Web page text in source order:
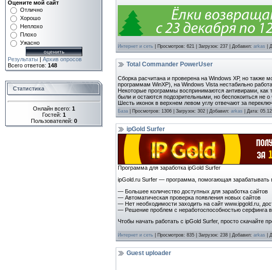
Оцените мой сайт
Отлично
Хорошо
Неплохо
Плохо
Ужасно
Результаты | Архив опросов
Всего ответов: 148
Статистика
Онлайн всего: 1
Гостей: 1
Пользователей: 0
Интернет и сеть | Просмотров: 621 | Загрузок: 237 | Добавил: arkas |
Total Commander PowerUser
Сборка расчитана и проверена на Windows XР, но также
программам WinXP), на Windows Vista нестабильно
Некоторые программы воспринимаются антивирами,
были и остаются подозрительными, но беспокоиться не
Шесть иконок в верхнем левом углу отвечают за
База | Просмотров: 1306 | Загрузок: 302 | Добавил: arkas | Дата:
ipGold Surfer
Программа для заработка ipGold Surfer
ipGold.ru Surfer — программа, помогающая зарабатывать
— Большее количество доступных для заработка сайтов
— Автоматическая проверка появления новых сайтов
— Нет необходимости заходить на сайт www.ipgold.ru,
— Решение проблем с неработоспособностью серфинга
Чтобы начать работать с ipGold Surfer, просто скачайте
Интернет и сеть | Просмотров: 835 | Загрузок: 238 | Добавил: arkas |
Guest uploader